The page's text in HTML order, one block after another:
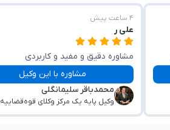
۴ ساعت پیش
علی ر
مشاوره دقیق و مفید و کاربردی
مشاوره با این وکیل
محمدباقر سلیمانگلی
وکیل پایه یک مرکز وکلای قوه‌قضاییه